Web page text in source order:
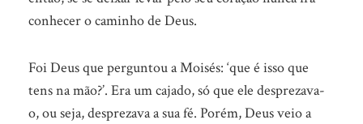
conhecer o caminho de Deus.
Foi Deus que perguntou a Moisés: ‘que é isso que
tens na mão?’. Era um cajado, só que ele desprezava-
o, ou seja, desprezava a sua fé. Porém, Deus veio a